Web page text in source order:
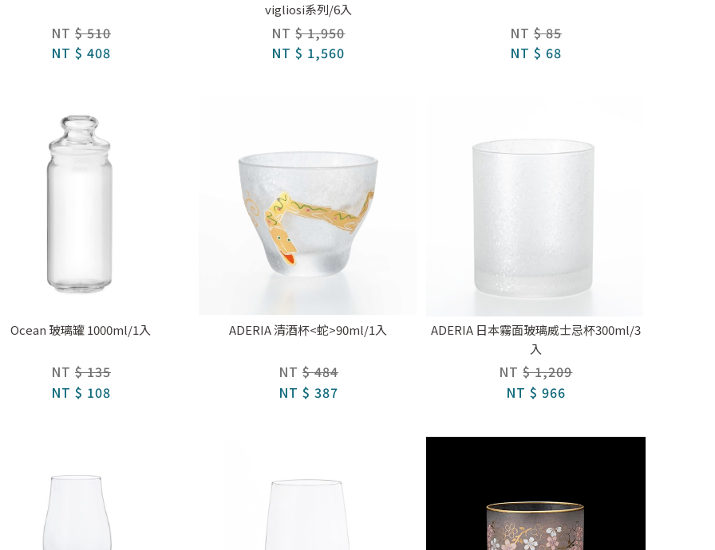
NT $ 510
NT $ 408
vigliosi系列/6入
NT $ 1,950
NT $ 1,560
NT $ 85
NT $ 68
Ocean 玻璃罐 1000ml/1入
NT $ 135
NT $ 108
ADERIA 清酒杯<蛇>90ml/1入
NT $ 484
NT $ 387
ADERIA 日本霧面玻璃威士忌杯300ml/3
入
NT $ 1,209
NT $ 966